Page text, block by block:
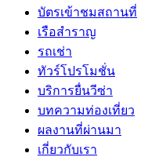
บัตรเข้าชมสถานที่
เรือสำราญ
รถเช่า
ทัวร์โปรโมชั่น
บริการยื่นวีซ่า
บทความท่องเที่ยว
ผลงานที่ผ่านมา
เกี่ยวกับเรา